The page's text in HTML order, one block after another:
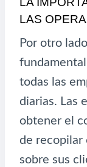
LAS
Por otro
todas las
diarias. Las
obtener el
de recopilar
sobre sus